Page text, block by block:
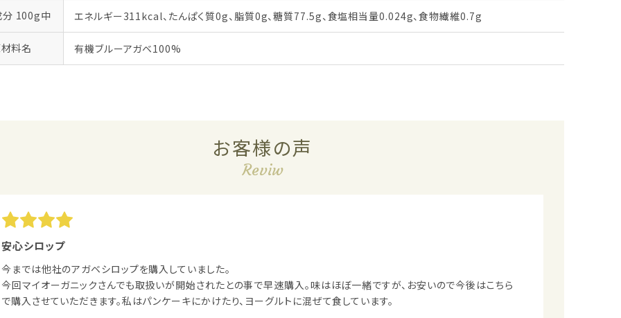
分 100g中 エネルギー311kcal、たんぱく質0g、脂質0g、糖質77.5g、食塩相当量0.024g、食物繊維0.7g
料名 有機ブルーアガベ100%
お客様の声
Reviw
安心シロップ
今までは他社のアガベシロップを購入していました。
今回マイオーガニックさんでも取扱いが開始されたとの事で早速購入。味はほぼ一緒ですが、お安いので今後はこちら
で購入させていただきます。私はパンケーキにかけたり、ヨーグルトに混ぜて食しています。